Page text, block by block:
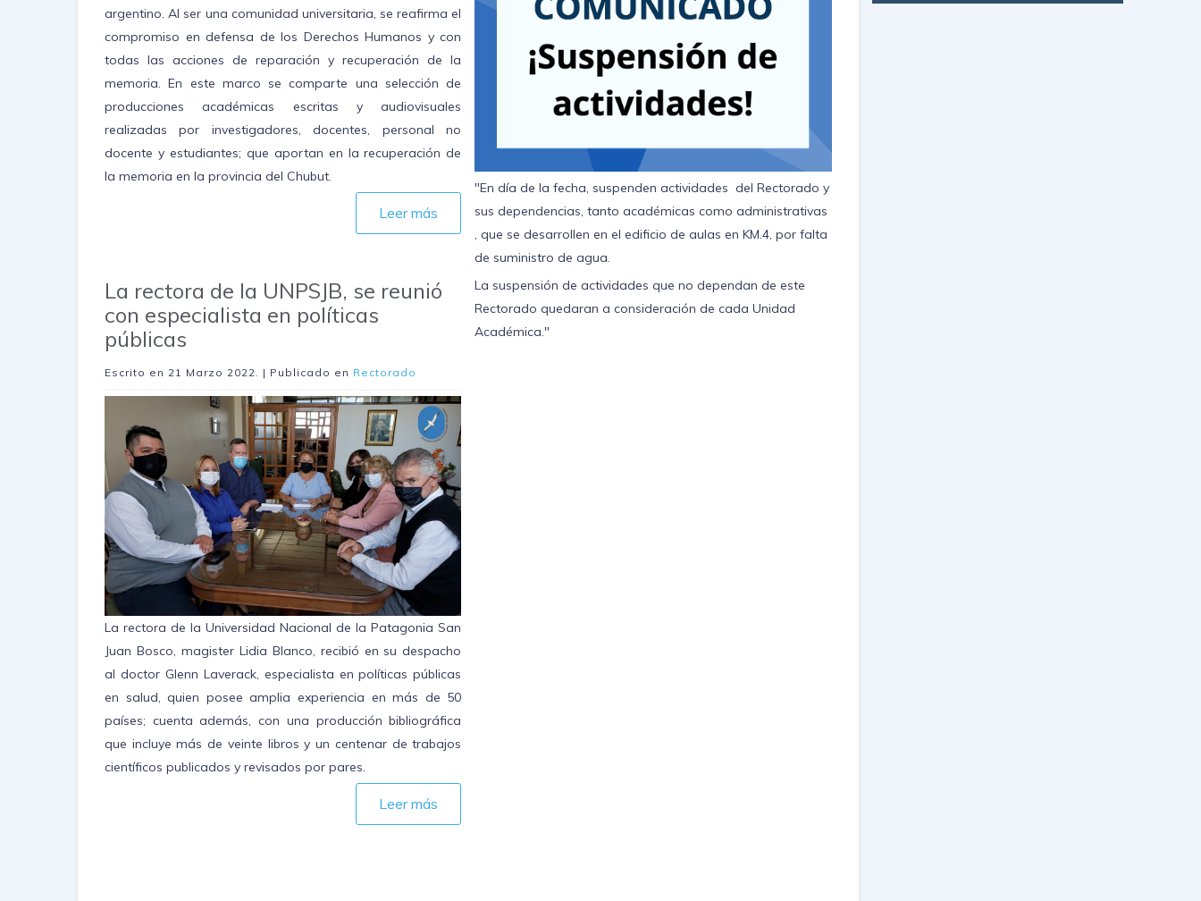
argentino. Al ser una comunidad universitaria, se reafirma el
compromiso en defensa de los Derechos Humanos y con
todas las acciones de reparación y recuperación de la
memoria. En este marco se comparte una selección de
producciones académicas escritas y audiovisuales
realizadas por investigadores, docentes, personal no
docente y estudiantes; que aportan en la recuperación de
la memoria en la provincia del Chubut.
Leer más
La rectora de la UNPSJB, se reunió
con especialista en políticas
públicas
Escrito en 21 Marzo 2022. | Publicado en Rectorado
La rectora de la Universidad Nacional de la Patagonia San
Juan Bosco, magister Lidia Blanco, recibió en su despacho
al doctor Glenn Laverack, especialista en políticas públicas
en salud, quien posee amplia experiencia en más de 50
países; cuenta además, con una producción bibliográfica
que incluye más de veinte libros y un centenar de trabajos
científicos publicados y revisados por pares.
Leer más
"En día de la fecha, suspenden actividades del Rectorado y
sus dependencias, tanto académicas como administrativas
, que se desarrollen en el edificio de aulas en KM.4, por falta
de suministro de agua.
La suspensión de actividades que no dependan de este
Rectorado quedaran a consideración de cada Unidad
Académica."